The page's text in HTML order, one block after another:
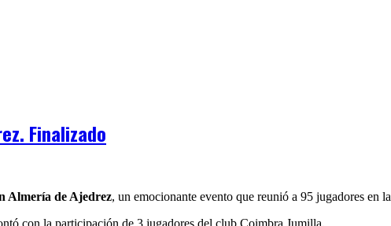
Finalizado
Almería de Ajedrez, un emocionante evento que reunió a 95 jugadores en
con la participación de 3 jugadores del club Coimbra Jumilla.